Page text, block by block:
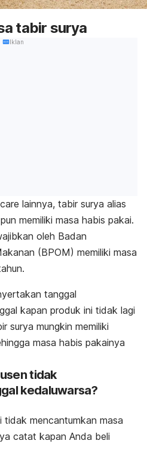
tabir surya
Iklan
lainnya, tabir surya alias
memiliki masa habis pakai.
oleh Badan
(BPOM) memiliki masa
tanggal
kapan produk ini tidak lagi
surya mungkin memiliki
masa habis pakainya
tidak
kedaluwarsa?
tidak mencantumkan masa
catat kapan Anda beli